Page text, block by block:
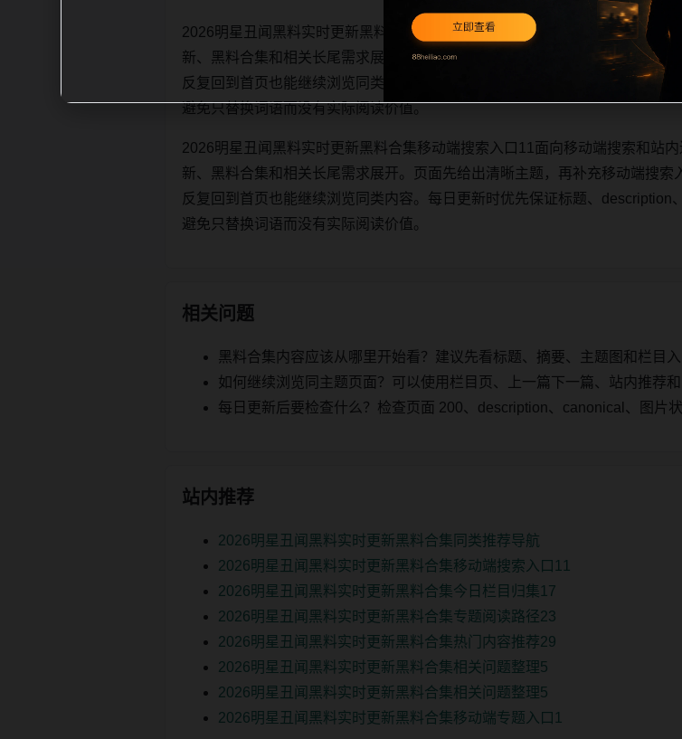
2026明星丑闻黑料实时更新黑料合集移动端搜索入口11面向移动端搜索和站
新、黑料合集和相关长尾需求展开。页面先给出清晰主题，再补充移动端搜
反复回到首页也能继续浏览同类内容。每日更新时优先保证标题、description
避免只替换词语而没有实际阅读价值。
2026明星丑闻黑料实时更新黑料合集移动端搜索入口11面向移动端搜索和站
新、黑料合集和相关长尾需求展开。页面先给出清晰主题，再补充移动端搜
反复回到首页也能继续浏览同类内容。每日更新时优先保证标题、description
避免只替换词语而没有实际阅读价值。
相关问题
黑料合集内容应该从哪里开始看？建议先看标题、摘要、主题图和栏目入
如何继续浏览同主题页面？可以使用栏目页、上一篇下一篇、站内推荐和
每日更新后要检查什么？检查页面 200、description、canonical、图片状
站内推荐
2026明星丑闻黑料实时更新黑料合集同类推荐导航
2026明星丑闻黑料实时更新黑料合集移动端搜索入口11
2026明星丑闻黑料实时更新黑料合集今日栏目归集17
2026明星丑闻黑料实时更新黑料合集专题阅读路径23
2026明星丑闻黑料实时更新黑料合集热门内容推荐29
2026明星丑闻黑料实时更新黑料合集相关问题整理5
2026明星丑闻黑料实时更新黑料合集相关问题整理5
2026明星丑闻黑料实时更新黑料合集移动端专题入口1